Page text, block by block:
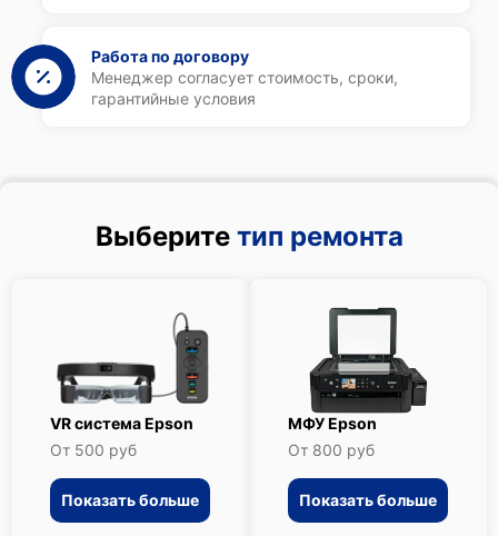
Работа по договору
Менеджер согласует стоимость, сроки,
гарантийные условия
Выберите тип ремонта
VR система Epson
От 500 руб
Показать больше
МФУ Epson
От 800 руб
Показать больше